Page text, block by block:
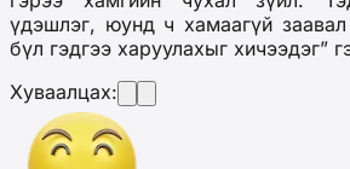
үдэшлэг, юунд ч хамаагүй
бүл гэдгээ харуулахыг хичээдэг”
Хуваалцах: